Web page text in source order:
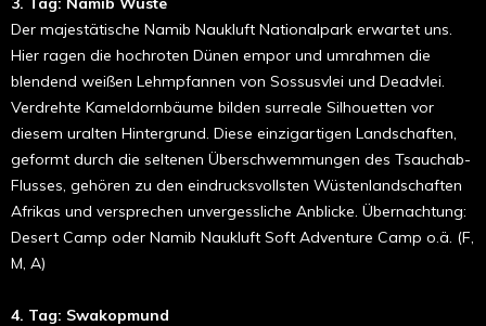
Der majestätische Namib Naukluft Nationalpark erwartet uns.
Hier ragen die hochroten Dünen empor und umrahmen die
blendend weißen Lehmpfannen von Sossusvlei und Deadvlei.
Verdrehte Kameldornbäume bilden surreale Silhouetten vor
diesem uralten Hintergrund. Diese einzigartigen Landschaften,
geformt durch die seltenen Überschwemmungen des Tsauchab-
Flusses, gehören zu den eindrucksvollsten Wüstenlandschaften
Afrikas und versprechen unvergessliche Anblicke. Übernachtung:
Desert Camp oder Namib Naukluft Soft Adventure Camp o.ä. (F,
M, A)
4. Tag: Swakopmund